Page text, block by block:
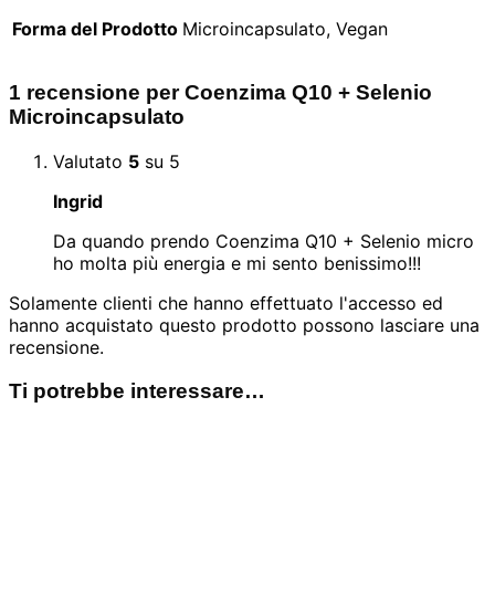
Forma del Prodotto Microincapsulato, Vegan
1 recensione perCoenzima Q10 + Selenio
Microincapsulato
Valutato 5 su 5
Ingrid
Da quando prendo Coenzima Q10 + Selenio micro
ho molta più energia e mi sento benissimo!!!
Solamente clienti che hanno effettuato l'accesso ed
hanno acquistato questo prodotto possono lasciare una
recensione.
Ti potrebbe interessare…